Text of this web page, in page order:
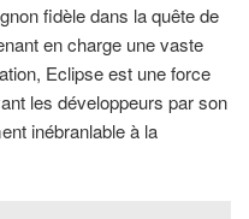
fidèle dans la quête de
en charge une vaste
Eclipse est une force
les développeurs par son
inébranlable à la